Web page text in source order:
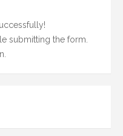
submitting the form.